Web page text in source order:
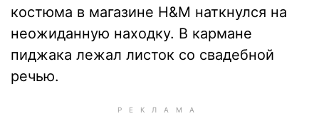
костюма в магазине H&M наткнулся на
неожиданную находку. В кармане
пиджака лежал листок со свадебной
речью.